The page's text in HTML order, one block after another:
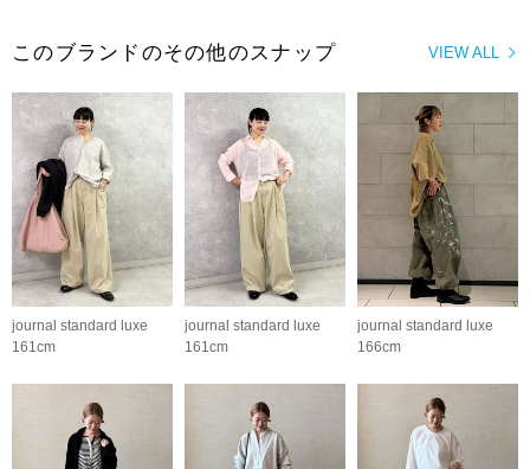
VIEW ALL
このブランドのその他のスナップ
journal standard luxe
161cm
journal standard luxe
161cm
journal standard luxe
166cm